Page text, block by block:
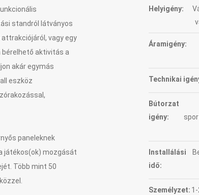
standról látványos
vagy egy
bérelhető aktivitás a
akár egymás
eszköz
paneleknek
játékos(ok) mozgását
Több mint 50
Helyigény:
Áramigény:
Technikai
Bútorzat
igény:
Installálási
idő:
Személyzet: